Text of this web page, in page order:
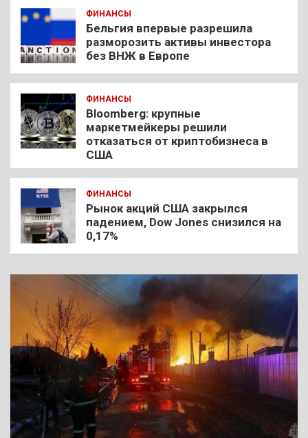
ФИНАНСЫ
Бельгия впервые разрешила
разморозить активы инвестора
без ВНЖ в Европе
ФИНАНСЫ
Bloomberg: крупные
маркетмейкеры решили
отказаться от криптобизнеса в
США
ФИНАНСЫ
Рынок акций США закрылся
падением, Dow Jones снизился на
0,17%